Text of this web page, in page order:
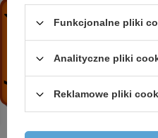
19,15 zł / szt.
Agrotkanina
2,0 x 5m
Funkcjonalne pliki
Analityczne pliki
Reklamowe pliki